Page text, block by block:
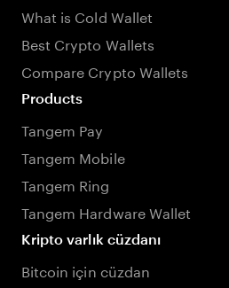
What is Cold Wallet
Best Crypto Wallets
Compare Crypto Wallets
Products
Tangem Pay
Tangem Mobile
Tangem Ring
Tangem Hardware Wallet
Kripto varlık cüzdanı
Bitcoin için cüzdan